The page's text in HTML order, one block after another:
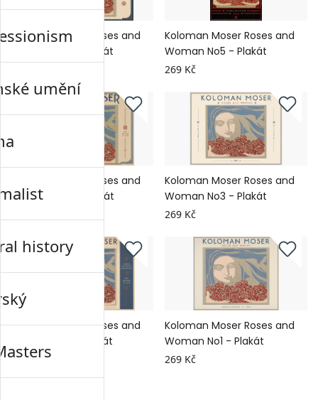
Koloman Moser Roses and
Woman No6 - Plakát
Koloman Moser Roses and
Woman No5 - Plakát
269 Kč
Koloman Moser Roses and
Woman No4 - Plakát
Koloman Moser Roses and
Woman No3 - Plakát
269 Kč
Koloman Moser Roses and
Woman No2 - Plakát
269 Kč
Koloman Moser Roses and
Woman No1 - Plakát
269 Kč
umění
history